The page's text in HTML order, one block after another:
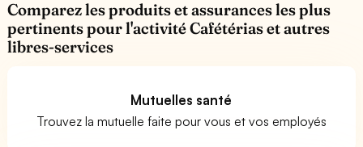
Comparez les produits et assurances les plus
pertinents pour l'activité Cafétérias et autres
libres-services
Mutuelles santé
Trouvez la mutuelle faite pour vous et vos employés